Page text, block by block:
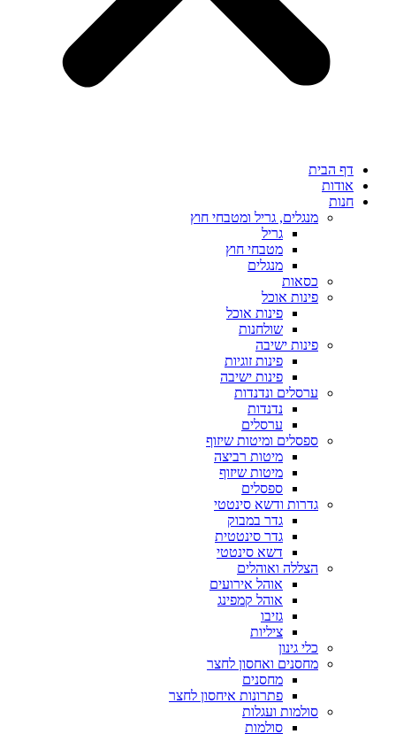
דף הבית
אודות
חנות
מנגלים, גריל ומטבחי חוץ
גריל
מטבחי חוץ
מנגלים
כסאות
פינות אוכל
פינות אוכל
שולחנות
פינות ישיבה
פינות זוגיות
פינות ישיבה
ערסלים ונדנדות
נדנדות
ערסלים
ספסלים ומיטות שיזוף
מיטות רביצה
מיטות שיזוף
ספסלים
גדרות ודשא סינטטי
גדר במבוק
גדר סינטטית
דשא סינטטי
הצללה ואוהלים
אוהל אירועים
אוהל קמפינג
גזיבו
ציליות
כלי גינון
מחסנים ואחסון לחצר
מחסנים
פתרונות איחסון לחצר
סולמות ועגלות
סולמות